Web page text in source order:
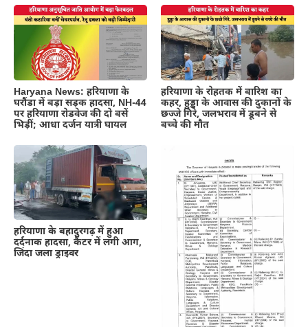
Haryana News: हरियाणा के
घरौंडा में बड़ा सड़क हादसा, NH-44
पर हरियाणा रोडवेज की दो बसें
भिड़ीं; आधा दर्जन यात्री घायल
हरियाणा के रोहतक में बारिश का
कहर, हुड्डा के आवास की दुकानों के
छज्जे गिरे, जलभराव में डूबने से
बच्चे की मौत
हरियाणा के बहादुरगढ़ में हुआ
दर्दनाक हादसा, कैंटर में लगी आग,
जिंदा जला ड्राइवर